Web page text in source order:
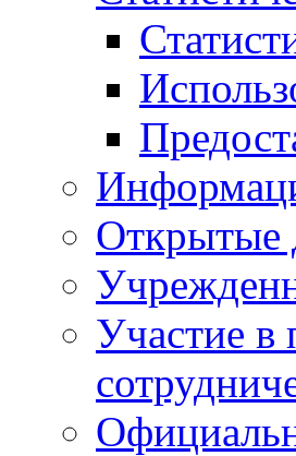
Открытые
Участие в